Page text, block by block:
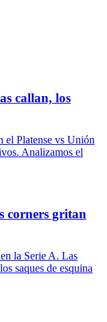
callan, los
el Platense vs Unión
Analizamos el
corners gritan
la Serie A. Las
saques de esquina